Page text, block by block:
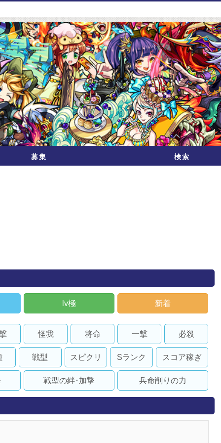
募集 検索
lv極 新着
怪我 将命 一撃 必殺
戦型 スピクリ Sランク スコア稼ぎ
戦型の絆･加撃 兵命削りの力